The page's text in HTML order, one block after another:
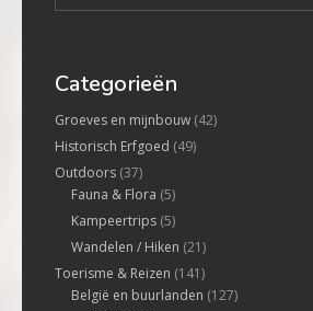
Categorieën
Groeves en mijnbouw (42)
Historisch Erfgoed (49)
Outdoors (37)
Fauna & Flora (5)
Kampeertrips (5)
Wandelen / Hiken (21)
Toerisme & Reizen (141)
België en buurlanden (127)